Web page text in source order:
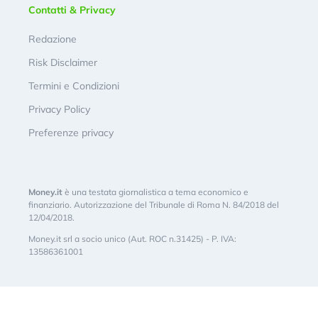
Contatti & Privacy
Redazione
Risk Disclaimer
Termini e Condizioni
Privacy Policy
Preferenze privacy
Money.it è una testata giornalistica a tema economico e
finanziario. Autorizzazione del Tribunale di Roma N. 84/2018 del
12/04/2018.
Money.it srl a socio unico (Aut. ROC n.31425) - P. IVA:
13586361001